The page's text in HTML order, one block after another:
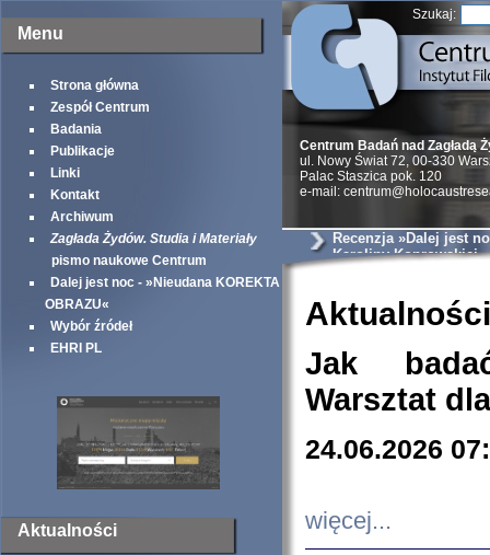
Menu
Strona główna
Zespół Centrum
Badania
Publikacje
Linki
Kontakt
Archiwum
Zagłada Żydów. Studia i Materiały
pismo naukowe Centrum
Dalej jest noc - »Nieudana KOREKTA
OBRAZU«
Wybór źródeł
EHRI PL
Aktualności
Szukaj:
Centrum Badań nad Zagładą
ul. Nowy Świat 72, 00-330
Palac Staszica pok. 120
e-mail:
Recenzja »Dalej jest
Karoliny Koprowskiej
Aktualności
Jak
Warsztat
24.06.2026
więcej...